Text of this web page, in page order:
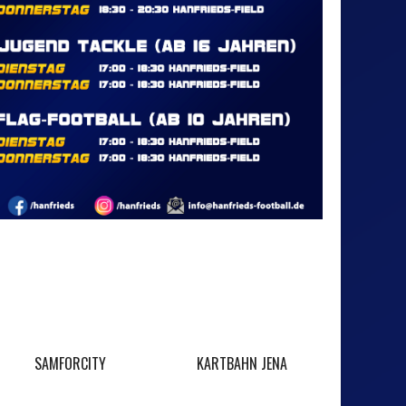
SAMFORCITY KARTBAHN JENA